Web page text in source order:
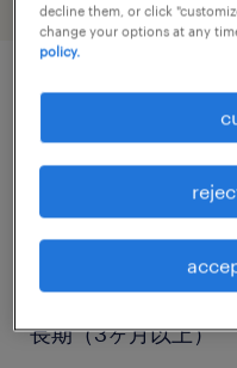
マシンオペレーター
勤務期間
長期（3ヶ月以上）
decline them, or click
change your options at any
policy.